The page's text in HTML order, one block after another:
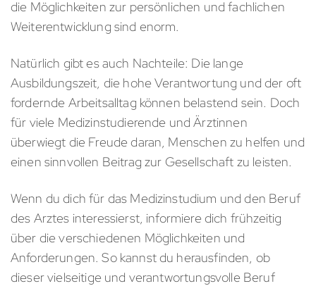
die Möglichkeiten zur persönlichen und fachlichen
Weiterentwicklung sind enorm.
Natürlich gibt es auch Nachteile: Die lange
Ausbildungszeit, die hohe Verantwortung und der oft
fordernde Arbeitsalltag können belastend sein. Doch
für viele Medizinstudierende und Ärztinnen
überwiegt die Freude daran, Menschen zu helfen und
einen sinnvollen Beitrag zur Gesellschaft zu leisten.
Wenn du dich für das Medizinstudium und den Beruf
des Arztes interessierst, informiere dich frühzeitig
über die verschiedenen Möglichkeiten und
Anforderungen. So kannst du herausfinden, ob
dieser vielseitige und verantwortungsvolle Beruf